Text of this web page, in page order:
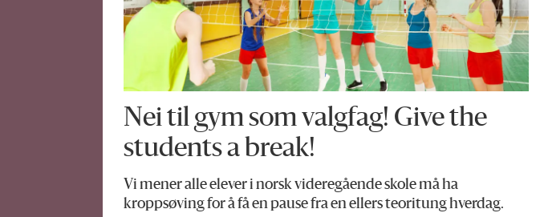
Nei til gym som valgfag! Give the
students a break!
Vi mener alle elever i norsk videregående skole må ha
kroppsøving for å få en pause fra en ellers teoritung hverdag.